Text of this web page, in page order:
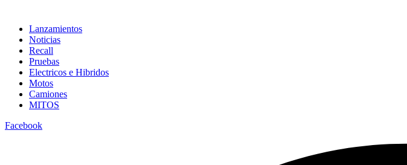
Lanzamientos
Noticias
Recall
Pruebas
Electricos e Hibridos
Motos
Camiones
MITOS
Facebook